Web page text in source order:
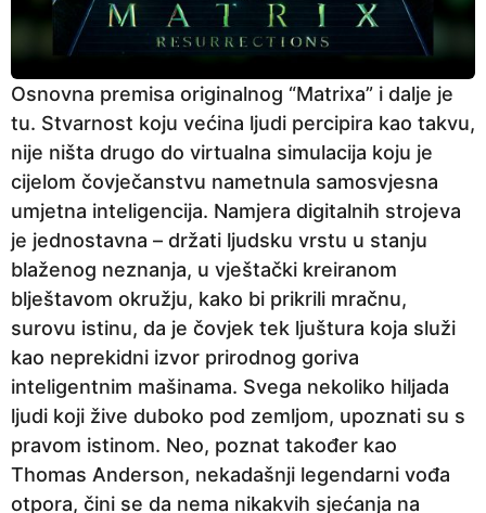
Osnovna premisa originalnog “Matrixa” i dalje je
tu. Stvarnost koju većina ljudi percipira kao takvu,
nije ništa drugo do virtualna simulacija koju je
cijelom čovječanstvu nametnula samosvjesna
umjetna inteligencija. Namjera digitalnih strojeva
je jednostavna – držati ljudsku vrstu u stanju
blaženog neznanja, u vještački kreiranom
blještavom okružju, kako bi prikrili mračnu,
surovu istinu, da je čovjek tek ljuštura koja služi
kao neprekidni izvor prirodnog goriva
inteligentnim mašinama. Svega nekoliko hiljada
ljudi koji žive duboko pod zemljom, upoznati su s
pravom istinom. Neo, poznat također kao
Thomas Anderson, nekadašnji legendarni vođa
otpora, čini se da nema nikakvih sjećanja na